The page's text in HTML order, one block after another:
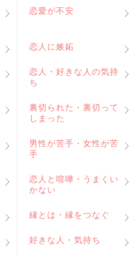
恋愛が不安
恋人に嫉妬
恋人・好きな人の気持
ち
裏切られた・裏切って
しまった
男性が苦手・女性が苦
手
恋人と喧嘩・うまくい
かない
縁とは・縁をつなぐ
好きな人・気持ち